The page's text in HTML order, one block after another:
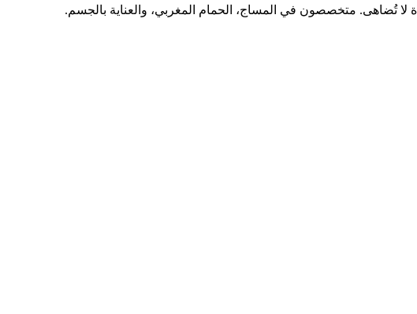
لا تُضاهى. متخصصون في المساج، الحمام المغربي، والعناية بالجسم.